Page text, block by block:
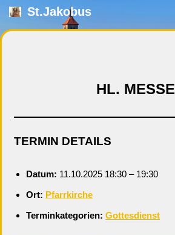
Zum
St.Jakobus
HL. MESSE
TERMIN DETAILS
Datum: 11.10.2025 18:30 – 19:30
Ort: Pfarrkirche
Terminkategorien: Gottesdienst